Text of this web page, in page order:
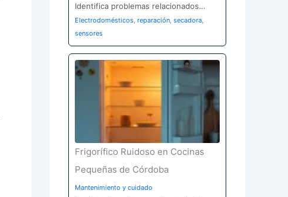
Identifica problemas relacionados…
Electrodomésticos, reparación, secadora,
sensores
Frigorífico Ruidoso en Cocinas
Pequeñas de Córdoba
Mantenimiento y cuidado